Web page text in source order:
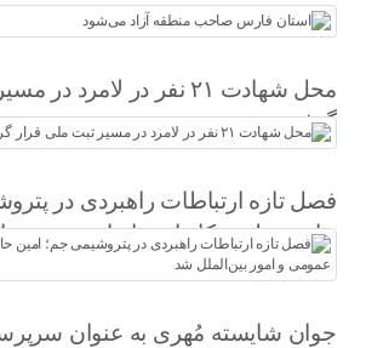
محل شهادت ۲۱ نفر در لامرد
گرفت
فصل تازه ارتباطات راهبردی در
حاجی‌دولو سکاندار روابط عمومی و
شد
جوان شایسته مُهری به عنوان